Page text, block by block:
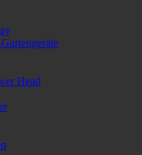
Head